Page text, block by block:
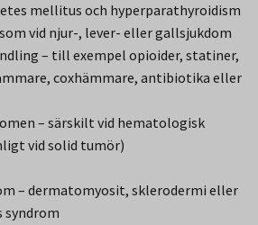
mellitus och hyperparathyroidism
vid njur-, lever- eller gallsjukdom
– till exempel opioider, statiner,
coxhämmare, antibiotika eller
– särskilt vid hematologisk
vid solid tumör)
– dermatomyosit, sklerodermi eller
syndrom